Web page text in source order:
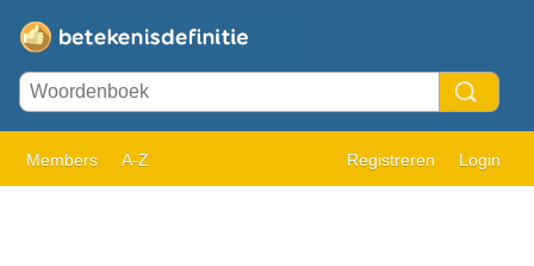
Members A-Z Registreren Login